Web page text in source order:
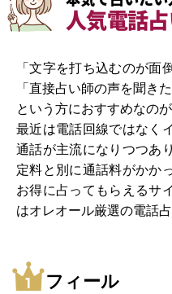
人気電話
「文字を打ち込むのが面
「直接占い師の声を聞きた
という方におすすめなの
最近は電話回線ではなく
通話が主流になりつつあ
定料と別に通話料がかか
お得に占ってもらえるサ
はオレオール厳選の電話
フィール